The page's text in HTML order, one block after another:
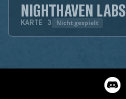
NIGHTHAVEN LABS
KARTE 3 Nicht gespielt